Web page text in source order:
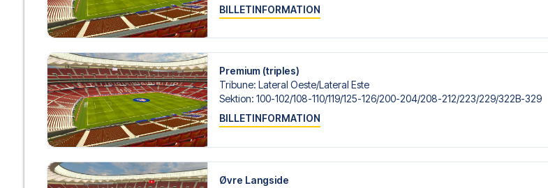
BILLETINFORMATION
Premium (triples)
Tribune: Lateral Oeste/​Lateral Este
Sektion: 100-102/​108-110/​119/​125-126/​200-204/​208-212/​223/​229/​322B-329
BILLETINFORMATION
Øvre Langside